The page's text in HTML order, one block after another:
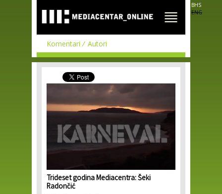
main
content
BHS
ENG
Komentari Autori
Trideset godina Mediacentra: Šeki
Radončić